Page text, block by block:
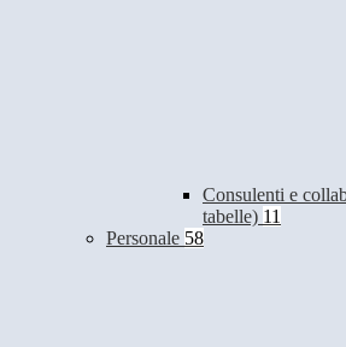
Consulenti e
tabelle) 11
Personale 58